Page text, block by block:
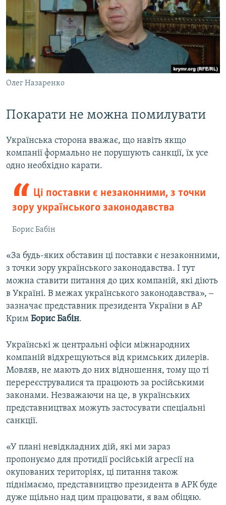
Олег Назаренко
Покарати не можна помилувати
Українська сторона вважає, що навіть якщо
компанії формально не порушують санкції, їх усе
одно необхідно карати.
Ці поставки є незаконними, з точки
зору українського законодавства
Борис Бабін
«За будь-яких обставин ці поставки є незаконними,
з точки зору українського законодавства. І тут
можна ставити питання до цих компаній, які діють
в Україні. В межах українського законодавства», ‒
зазначає представник президента України в АР
Крим Борис Бабін.
Українські ж центральні офіси міжнародних
компаній відхрещуються від кримських дилерів.
Мовляв, не мають до них відношення, тому що ті
перереєструвалися та працюють за російськими
законами. Незважаючи на це, в українських
представництвах можуть застосувати спеціальні
санкції.
«У плані невідкладних дій, які ми зараз
пропонуємо для протидії російській агресії на
окупованих територіях, ці питання також
піднімаємо, представництво президента в АРК буде
дуже щільно над цим працювати, я вам обіцяю.